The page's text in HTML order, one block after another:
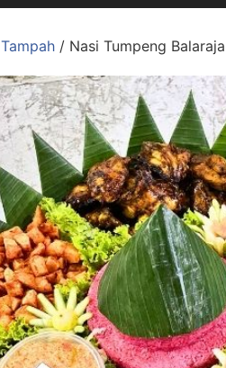
Tampah / Nasi Tumpeng Balaraja